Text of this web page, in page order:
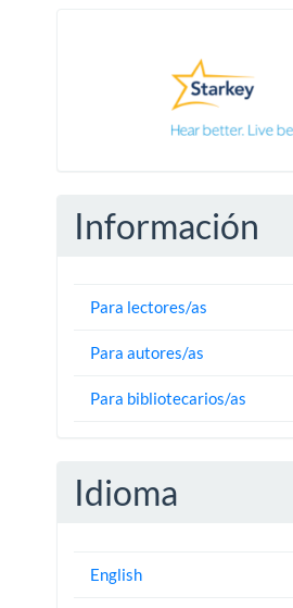
Información
Para lectores/as
Para autores/as
Para bibliotecarios/as
Idioma
English